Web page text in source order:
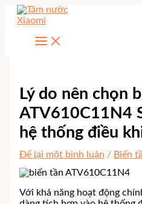
Nhảy
nội
Lý do nên chọn
ATV610C11N4
hệ thống điều
Để lại một bình luận / Biến
Với khả năng hoạt động